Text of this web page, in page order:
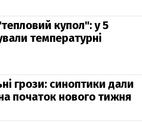
купол": у 5
температурні
грози: синоптики дали
початок нового тижня